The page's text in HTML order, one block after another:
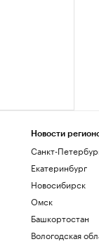
Новости
Санкт-
Екатеринбург
Новосибирск
Омск
Башкортостан
Вологодская